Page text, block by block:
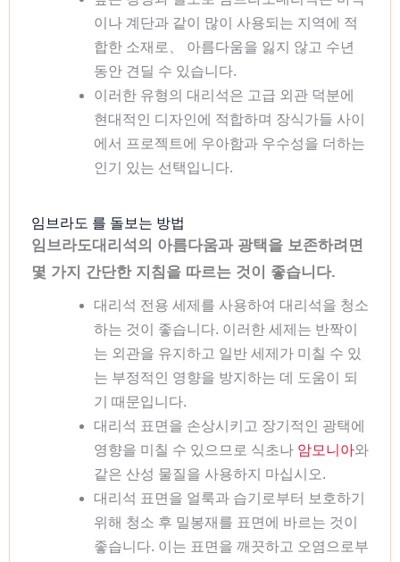
이나 계단과 같이 많이 사용되는 지역에 적
합한 소재로、 아름다움을 잃지 않고 수년
동안 견딜 수 있습니다.
이러한 유형의 대리석은 고급 외관 덕분에
현대적인 디자인에 적합하며 장식가들 사이
에서 프로젝트에 우아함과 우수성을 더하는
인기 있는 선택입니다.
임브라도 를 돌보는 방법
임브라도대리석의 아름다움과 광택을 보존하려면
몇 가지 간단한 지침을 따르는 것이 좋습니다.
대리석 전용 세제를 사용하여 대리석을 청소
하는 것이 좋습니다. 이러한 세제는 반짝이
는 외관을 유지하고 일반 세제가 미칠 수 있
는 부정적인 영향을 방지하는 데 도움이 되
기 때문입니다.
대리석 표면을 손상시키고 장기적인 광택에
영향을 미칠 수 있으므로 식초나 암모니아와
같은 산성 물질을 사용하지 마십시오.
대리석 표면을 얼룩과 습기로부터 보호하기
위해 청소 후 밀봉재를 표면에 바르는 것이
좋습니다. 이는 표면을 깨끗하고 오염으로부